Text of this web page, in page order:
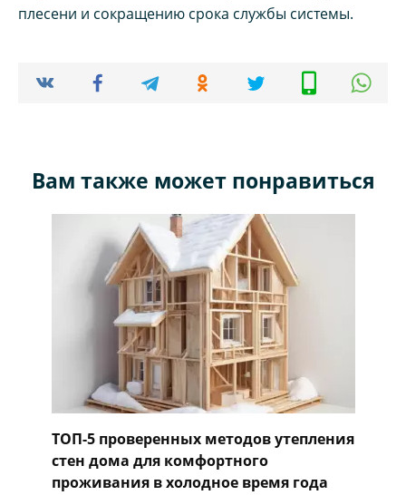
плесени и сокращению срока службы системы.
Вам также может понравиться
ТОП-5 проверенных методов утепления
стен дома для комфортного
проживания в холодное время года